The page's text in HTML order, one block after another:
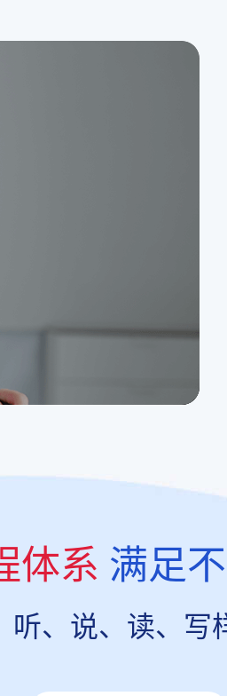
体系 满足
听、说、读、写